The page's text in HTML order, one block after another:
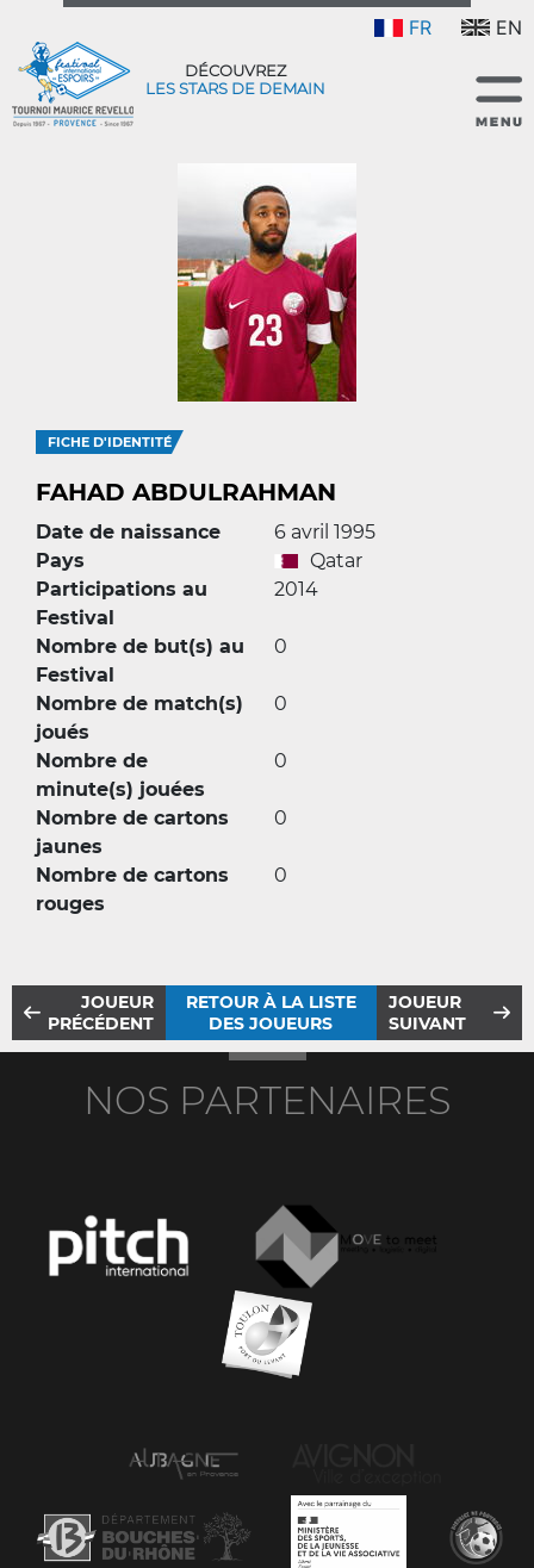
FR EN
DÉCOUVREZ
LES STARS DE DEMAIN
FICHE D'IDENTITÉ
FAHAD ABDULRAHMAN
Date de naissance
6 avril 1995
Pays
Qatar
Participations au
Festival
2014
Nombre de but(s) au
Festival
0
Nombre de match(s)
joués
0
Nombre de
minute(s) jouées
0
Nombre de cartons
jaunes
0
Nombre de cartons
rouges
0
JOUEUR
PRÉCÉDENT
RETOUR À LA LISTE
DES JOUEURS
JOUEUR
SUIVANT
NOS PARTENAIRES